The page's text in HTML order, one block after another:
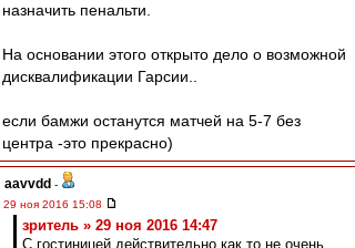
назначить пенальти.
На основании этого открыто дело о возможной
дисквалификации Гарсии..
если бамжи останутся матчей на 5-7 без
центра -это прекрасно)
aavvdd -
29 ноя 2016 15:08
зpитель » 29 ноя 2016 14:47
С гостиницей действительно как то не очень.